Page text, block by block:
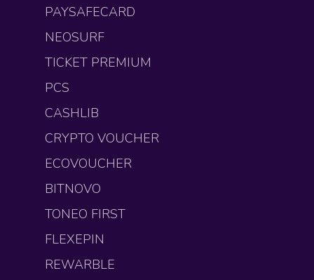
PAYSAFECARD
NEOSURF
TICKET PREMIUM
PCS
CASHLIB
CRYPTO VOUCHER
ECOVOUCHER
BITNOVO
TONEO FIRST
FLEXEPIN
REWARBLE